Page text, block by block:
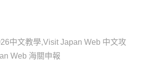
中文教學,Visit Japan Web 中文攻
Web 海關申報